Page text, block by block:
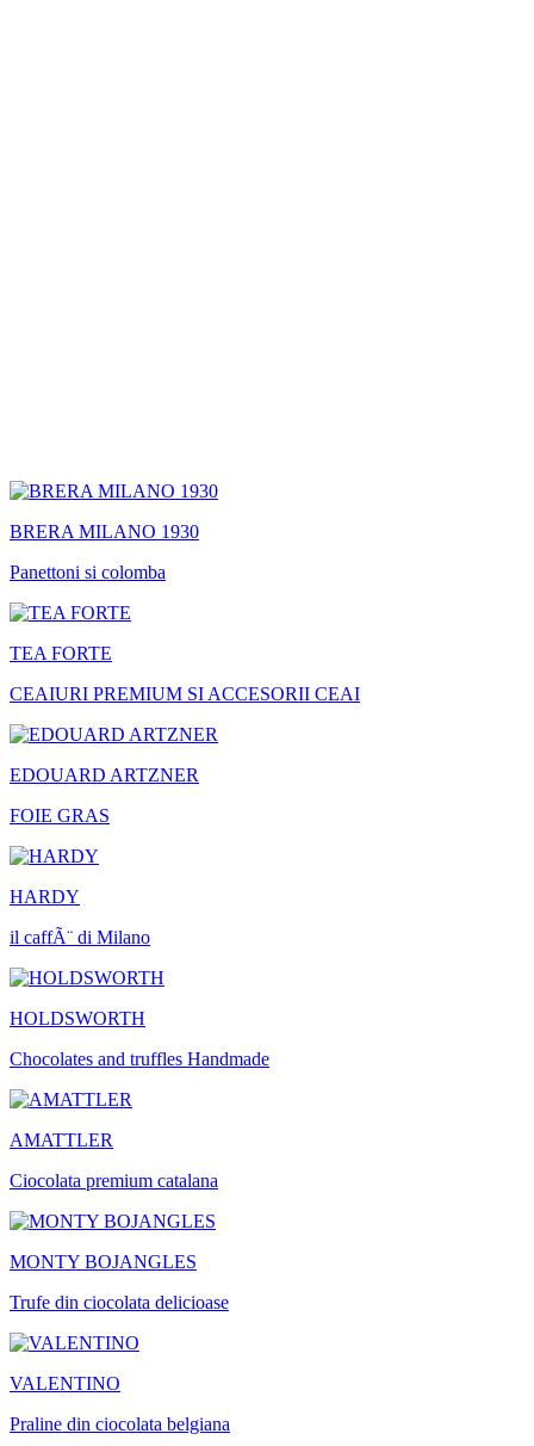
BRERA MILANO 1930
Panettoni si colomba
TEA FORTE
CEAIURI PREMIUM SI ACCESORII CEAI
EDOUARD ARTZNER
FOIE GRAS
HARDY
il caffÃ¨ di Milano
HOLDSWORTH
Chocolates and truffles Handmade
AMATTLER
Ciocolata premium catalana
MONTY BOJANGLES
Trufe din ciocolata delicioase
VALENTINO
Praline din ciocolata belgiana